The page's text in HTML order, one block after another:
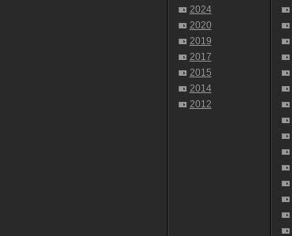
2024
2020
2019
2017
2015
2014
2012